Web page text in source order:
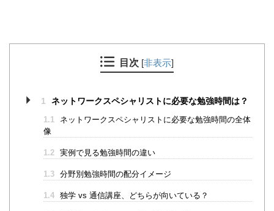
目次 [非表示]
1 ネットワークスペシャリストに必要な勉強時間は？
1.1
ネットワークスペシャリストに必要な勉強時間の全体
像
1.2 実例で見る勉強時間の違い
1.3 分野別勉強時間の配分イメージ
1.4 独学 vs 通信講座、どちらが向いている？